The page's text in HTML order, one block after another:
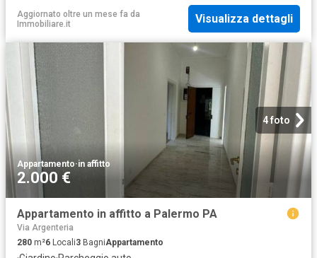
Aggiornato oltre un mese fa da
Immobiliare.it
Visualizza dettagli
4 foto
Appartamento·in affitto
2.000 €
Appartamento in affitto a Palermo PA
Via Argenteria
280 m²6 Locali3 BagniAppartamento